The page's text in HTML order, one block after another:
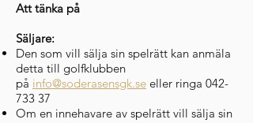
Att tänka på
Säljare:
Den som vill sälja sin spelrätt kan anmäla
detta till golfklubben
på info@soderasensgk.se eller ringa 042-
733 37
Om en innehavare av spelrätt vill sälja sin